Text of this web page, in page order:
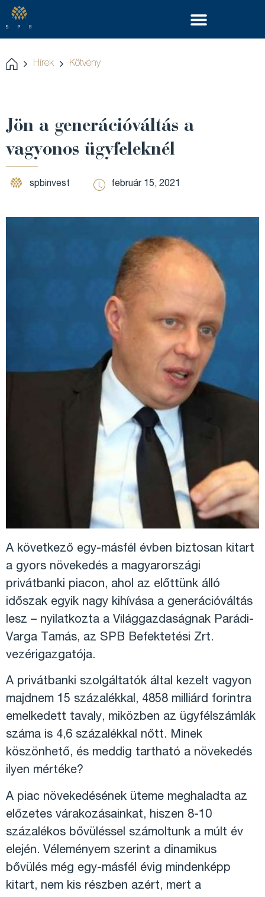
Hírek Kötvény
Jön a generációváltás a
vagyonos ügyfeleknél
spbinvest február 15, 2021
A következő egy-másfél évben biztosan kitart
a gyors növekedés a magyarországi
privátbanki piacon, ahol az előttünk álló
időszak egyik nagy kihívása a generációváltás
lesz – nyilatkozta a Világgazdaságnak Parádi-
Varga Tamás, az SPB Befektetési Zrt.
vezérigazgatója.
A privátbanki szolgáltatók által kezelt vagyon
majdnem 15 százalékkal, 4858 milliárd forintra
emelkedett tavaly, miközben az ügyfélszámlák
száma is 4,6 százalékkal nőtt. Minek
köszönhető, és meddig tartható a növekedés
ilyen mértéke?
A piac növekedésének üteme meghaladta az
előzetes várakozásainkat, hiszen 8-10
százalékos bővüléssel számoltunk a múlt év
elején. Véleményem szerint a dinamikus
bővülés még egy-másfél évig mindenképp
kitart, nem kis részben azért, mert a